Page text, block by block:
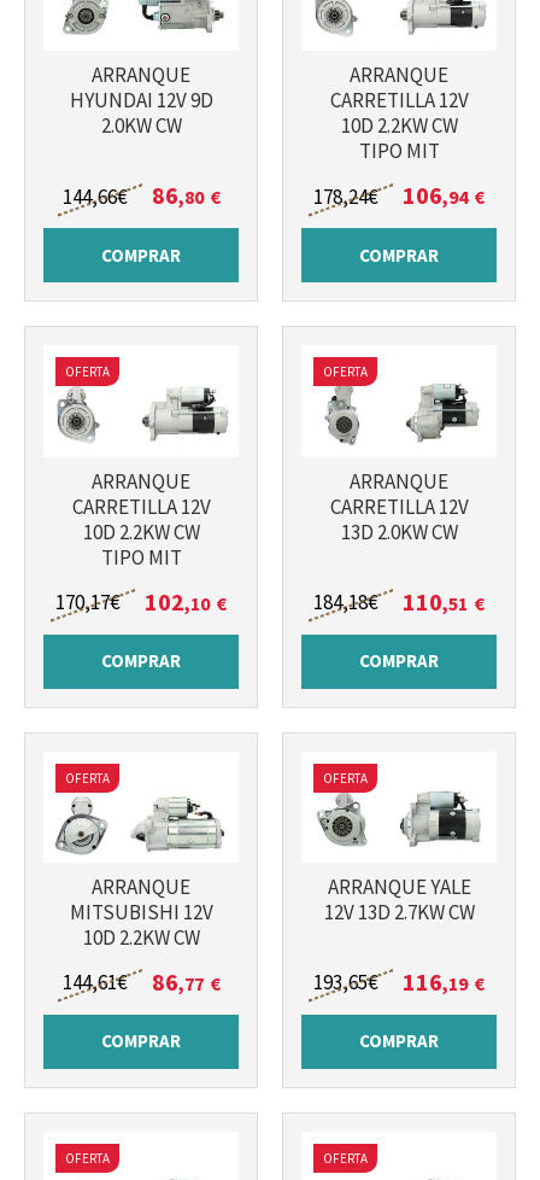
ARRANQUE
HYUNDAI 12V 9D
2.0KW CW
144,66€ 86,80 €
COMPRAR
ARRANQUE
CARRETILLA 12V
10D 2.2KW CW
TIPO MIT
178,24€ 106,94 €
COMPRAR
OFERTA
ARRANQUE
CARRETILLA 12V
10D 2.2KW CW
TIPO MIT
170,17€ 102,10 €
COMPRAR
OFERTA
ARRANQUE
CARRETILLA 12V
13D 2.0KW CW
184,18€ 110,51 €
COMPRAR
OFERTA
ARRANQUE
MITSUBISHI 12V
10D 2.2KW CW
144,61€ 86,77 €
COMPRAR
OFERTA
ARRANQUE YALE
12V 13D 2.7KW CW
193,65€ 116,19 €
COMPRAR
OFERTA OFERTA